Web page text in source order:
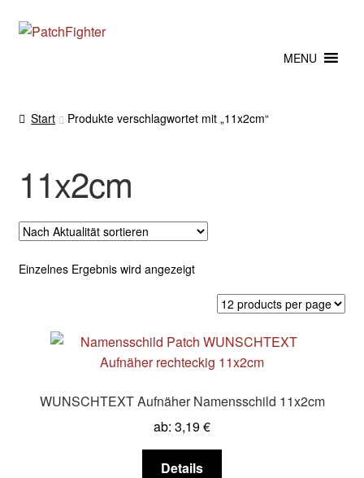
Zur
Zum
MENU
Start Produkte verschlagwortet mit „11x2cm“
11x2cm
Einzelnes Ergebnis wird angezeigt
WUNSCHTEXT Aufnäher Namensschild 11x2cm
ab: 3,19€
Details